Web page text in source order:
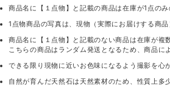
商品名に【１点物】と記載の商品は在庫が1点の
1点物商品の写真は、現物（実際にお届けする商品
商品名に【１点物】と記載のない商品は在庫が複
こちらの商品はランダム発送となるため、商品に
できる限り現物に近いお色味になるよう撮影を心
自然が育んだ天然石は天然素材のため、性質上多